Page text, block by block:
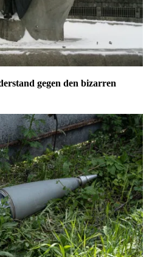
gegen den bizarren